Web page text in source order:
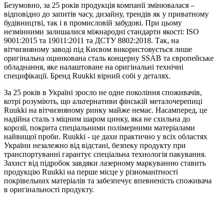
Безумовно, за 25 років продукція компанії змінювалася –
відповідно до запитів часу, дизайну, трендів як у приватному
будівництві, так і в промисловій забудові. При цьому
незмінними залишалися міжнародні стандарти якості: ISO
9001:2015 та 19011:2011 та ДСТУ 8802:2018. Так, на
вітчизняному заводі під Києвом використовується лише
оригінальна оцинкована сталь концерну SSAB та європейське
обладнання, яке налаштоване на оригінальні технічні
специфікації. Бренд Ruukki вірний собі у деталях.
За 25 років в Україні зросло не одне покоління споживачів,
котрі розуміють, що альтернативи фінській металочерепиці
Ruukki на вітчизняному ринку майже немає. Насамперед, це
надійна сталь з міцним шаром цинку, яка не схильна до
корозії, покрита спеціальними полімерними матеріалами
найвищої проби. Ruukki - це дахи практично у всіх областях
України незалежно від відстані, безпеку продукту при
транспортуванні гарантує спеціальна технологія пакування.
Захист від підробок завдяки лазерному маркуванню ставить
продукцію Ruukki на перше місце у різноманітності
покрівельних матеріалів та забезпечує впевненість споживача
в оригінальності продукту.